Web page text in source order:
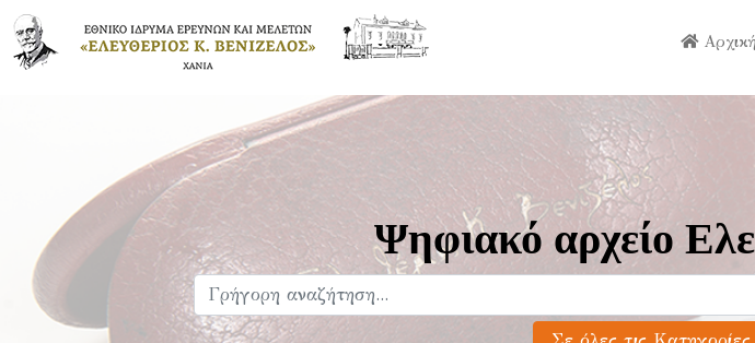
Αρχική
Ψηφιακό αρχείο